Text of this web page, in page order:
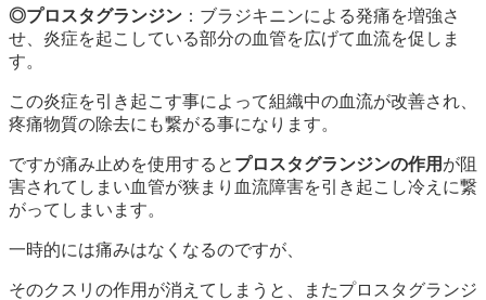
◎プロスタグランジン ：ブラジキニンによる発痛を増強さ
せ、炎症を起こしている部分の血管を広げて血流を促しま
す。
この炎症を引き起こす事によって組織中の血流が改善され、
疼痛物質の除去にも繋がる事になります。
ですが痛み止めを使用すると プロスタグランジンの作用 が阻
害されてしまい血管が狭まり血流障害を引き起こし冷えに繋
がってしまいます。
一時的には痛みはなくなるのですが、
そのクスリの作用が消えてしまうと、またプロスタグランジ